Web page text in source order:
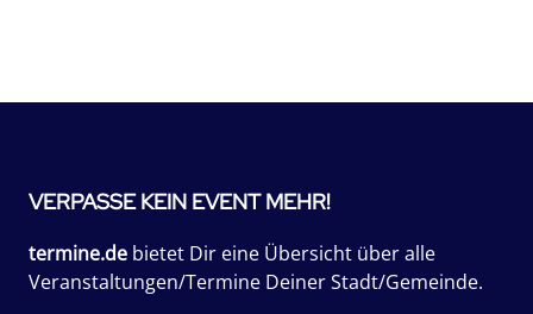
VERPASSE KEIN EVENT MEHR!
termine.de bietet Dir eine Übersicht über alle
Veranstaltungen/Termine Deiner Stadt/Gemeinde.